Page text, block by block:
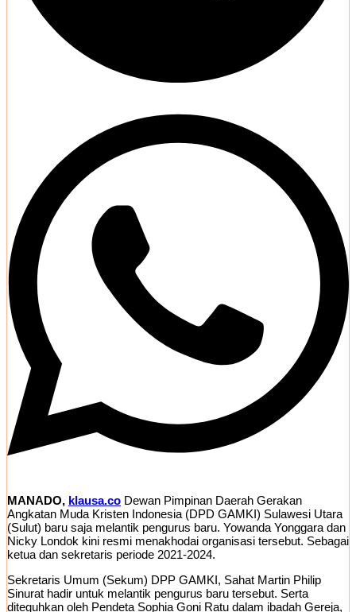
MANADO, klausa.co Dewan Pimpinan Daerah Gerakan
Angkatan Muda Kristen Indonesia (DPD GAMKI) Sulawesi Utara
(Sulut) baru saja melantik pengurus baru. Yowanda Yonggara dan
Nicky Londok kini resmi menakhodai organisasi tersebut. Sebagai
ketua dan sekretaris periode 2021-2024.
Sekretaris Umum (Sekum) DPP GAMKI, Sahat Martin Philip
Sinurat hadir untuk melantik pengurus baru tersebut. Serta
diteguhkan oleh Pendeta Sophia Goni Ratu dalam ibadah Gereja,